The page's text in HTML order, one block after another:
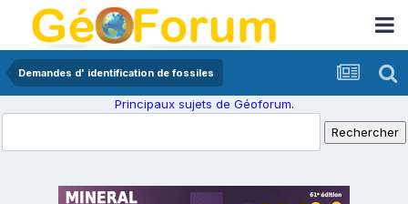
Demandes d' identification de fossiles
Principaux sujets de Géoforum.